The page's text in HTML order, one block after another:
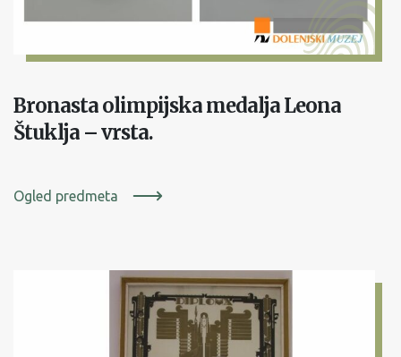
Bronasta olimpijska medalja Leona
Štuklja – vrsta.
Ogled predmeta